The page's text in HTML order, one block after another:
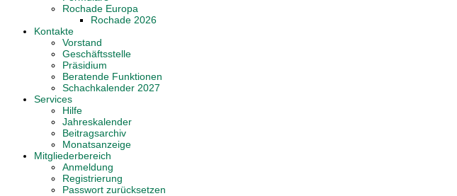
Rochade Europa
Rochade 2026
Kontakte
Vorstand
Geschäftsstelle
Präsidium
Beratende Funktionen
Schachkalender 2027
Services
Hilfe
Jahreskalender
Beitragsarchiv
Monatsanzeige
Mitgliederbereich
Anmeldung
Registrierung
Passwort zurücksetzen